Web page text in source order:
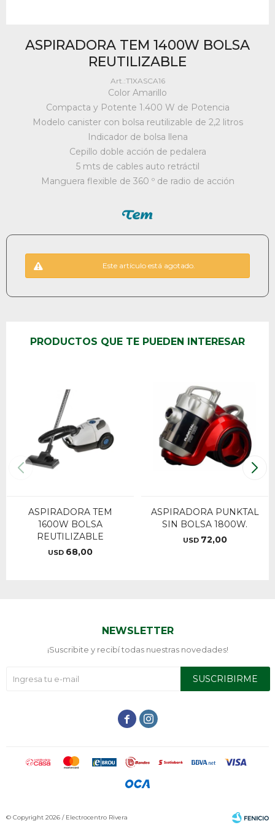
ASPIRADORA TEM 1400W BOLSA
REUTILIZABLE
T1XASCA16
Color Amarillo
Compacta y Potente 1.400 W de Potencia
Modelo canister con bolsa reutilizable de 2,2 litros
Indicador de bolsa llena
Cepillo doble acción de pedalera
5 mts de cables auto retráctil
Manguera flexible de 360 º de radio de acción
Este artículo está agotado.
PRODUCTOS QUE TE PUEDEN INTERESAR
ASPIRADORA TEM
1600W BOLSA
REUTILIZABLE
USD 68,00
ASPIRADORA PUNKTAL
SIN BOLSA 1800W.
USD 72,00
NEWSLETTER
¡Suscribite y recibí todas nuestras novedades!
SUSCRIBIRME
 
© Copyright 2026 / Electrocentro Rivera